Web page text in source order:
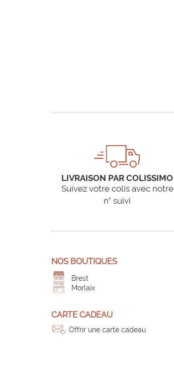
LIVRAISON PAR COLISSIMO
Suivez votre colis avec notre
n° suivi
NOS BOUTIQUES
Brest
Morlaix
CARTE CADEAU
Offrir une carte cadeau